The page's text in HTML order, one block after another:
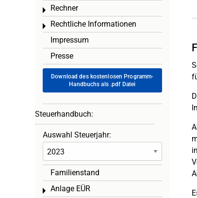
Rechner
Toggle menu
Rechtliche Informationen
Toggle menu
Impressum
Presse
Download des kostenlosen Programm-
Handbuchs als .pdf Datei
Steuerhandbuch:
Auswahl Steuerjahr:
Familienstand
Anlage EÜR
Toggle menu